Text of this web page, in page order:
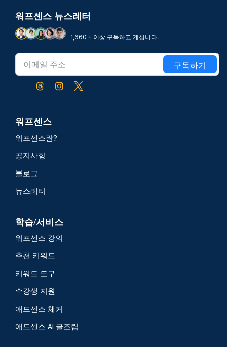
워프센스 뉴스레터
1,660 + 이상 구독하고 계십니다.
구독하기
워프센스
워프센스란?
공지사항
블로그
뉴스레터
학습/서비스
워프센스 강의
추천 키워드
키워드 도구
수강생 지원
애드센스 체커
애드센스 AI 글조립